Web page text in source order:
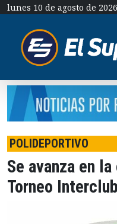
lunes 10 de agosto de 2026
POLIDEPORTIVO
Se avanza en
Torneo